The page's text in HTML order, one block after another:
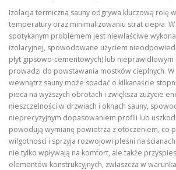
Izolacja termiczna sauny odgrywa kluczową rolę
temperatury oraz minimalizowaniu strat ciepła.
spotykanym problemem jest niewłaściwe
izolacyjnej, spowodowane użyciem
płyt gipsowo‑cementowych) lub
prowadzi do powstawania mostków cieplnych.
wewnątrz sauny może spadać o kilkanaście
pieca na wyższych obrotach i zwiększa zużycie
nieszczelności w drzwiach i oknach sauny,
nieprecyzyjnym dopasowaniem profili lub
powodują wymianę powietrza z otoczeniem, co
wilgotności i sprzyja rozwojowi pleśni na
nie tylko wpływają na komfort, ale także
elementów konstrukcyjnych, zwłaszcza w